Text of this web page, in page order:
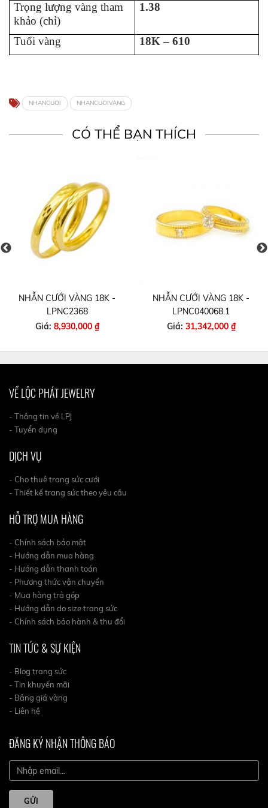
Trọng lượng vàng tham
khảo (chỉ)
1.38
Tuổi vàng 18K – 610
NHANCUOI NHANCUOIVANG
CÓ THỂ BẠN THÍCH
NHẪN CƯỚI VÀNG 18K -
LPNC2368
Giá: 8,930,000 ₫
NHẪN CƯỚI VÀNG 18K -
LPNC040068.1
Giá: 31,342,000 ₫
VỀ LỘC PHÁT JEWELRY
- Thông tin về LPJ
- Tuyển dụng
DỊCH VỤ
- Cho thuê trang sức cưới
- Thiết kế trang sức theo yêu cầu
HỖ TRỢ MUA HÀNG
- Chính sách bảo mật
- Hướng dẫn mua hàng
- Hướng dẫn thanh toán
- Phương thức vận chuyển
- Mua hàng trả góp
- Hướng dẫn do size trang sức
- Chính sách bảo hành & thu đổi
TIN TỨC & SỰ KIỆN
- Blog trang sức
- Tin khuyến mãi
- Bảng giá vàng
- Liên hệ
ĐĂNG KÝ NHẬN THÔNG BÁO
GỬI